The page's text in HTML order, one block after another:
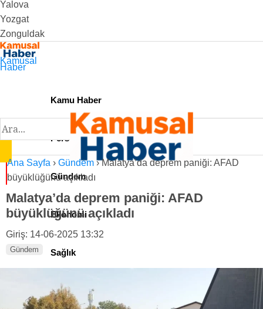
Yalova
Yozgat
Zonguldak
Kamusal
Haber
Kamu Haber
Personel İlan
Gündem
Ekonomi
Sağlık
Teknoloji
Ana Sayfa › Gündem ›Malatya’da deprem paniği: AFAD
büyüklüğünü açıkladı
Malatya’da deprem paniği: AFAD
büyüklüğünü açıkladı
Giriş: 14-06-2025 13:32
Gündem